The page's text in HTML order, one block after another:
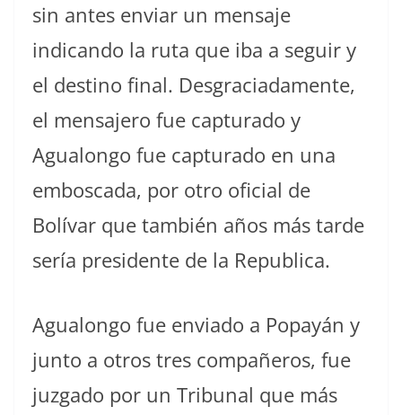
sin antes enviar un mensaje
indicando la ruta que iba a seguir y
el destino final. Desgraciadamente,
el mensajero fue capturado y
Agualongo fue capturado en una
emboscada, por otro oficial de
Bolívar que también años más tarde
sería presidente de la Republica.
Agualongo fue enviado a Popayán y
junto a otros tres compañeros, fue
juzgado por un Tribunal que más